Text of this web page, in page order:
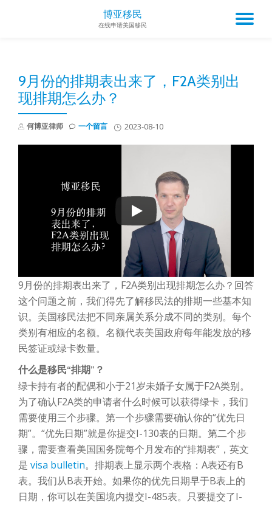
博亚移民
在线申请美国移民
9月份的排期表出来了，F2A类别出
现排期怎么办？
何博亚律师 2023-08-10
一个留言
9月份的排期表出来了，F2A类别出现排期怎么办？回答
这个问题之前，我们得先了解移民法的排期一些基本知
识。美国移民法把不同亲属关系分成不同的类别。每个
类别有相应的名额。名额代表美国政府每年能发放的移
民签证或绿卡数量。
什么是移民“排期”？
绿卡持有者的配偶和小于21岁未婚子女属于F2A类别。
为了确认F2A类的申请者什么时候可以获得绿卡，我们
需要使用三个步骤。第一个步骤需要确认你的“优先日
期”。“优先日期”就是你提交I-130表的日期。第二个步
骤，需要查看美国国务院每个月发布的“排期表”，英文
是 visa bulletin。排期表上显示两个表格：A表还有B
表。我们从B表开始。如果你的优先日期早于B表上的
日期，你可以在美国境内提交I-485表。只要提交了I-